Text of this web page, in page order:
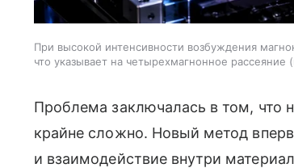
При высокой интенсивности возбуждения
что указывает на четырехмагнонное рассеяние
Проблема заключалась в том,
крайне сложно. Новый метод
и взаимодействие внутри